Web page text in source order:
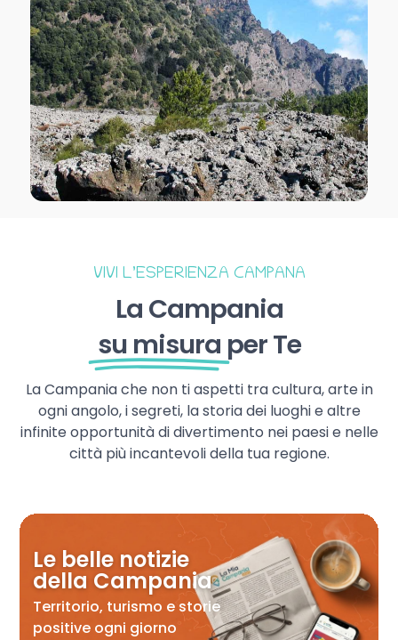
VIVI L’ESPERIENZA CAMPANA
La Campania
su misura per Te
La Campania che non ti aspetti tra cultura, arte in
ogni angolo, i segreti, la storia dei luoghi e altre
infinite opportunità di divertimento nei paesi e nelle
città più incantevoli della tua regione.
Le belle notizie
della Campania
Territorio, turismo e storie
positive ogni giorno